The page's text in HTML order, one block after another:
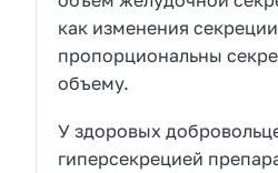
как изменения
пропорциональны
объему.
У здоровых
гиперсекрецией